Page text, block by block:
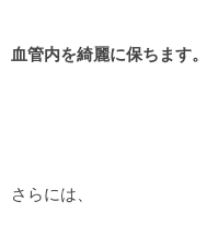
血管内を綺麗に保ちます。
さらには、